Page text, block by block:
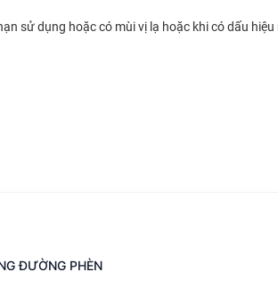
sử dụng hoặc có mùi vị lạ hoặc khi có dấu hiệu
ĐƯỜNG PHÈN